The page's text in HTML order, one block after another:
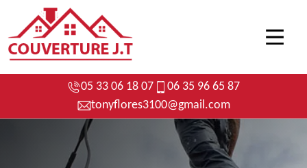
05 33 06 18 07
06 35 96 65 87
tonyflores3100@gmail.com